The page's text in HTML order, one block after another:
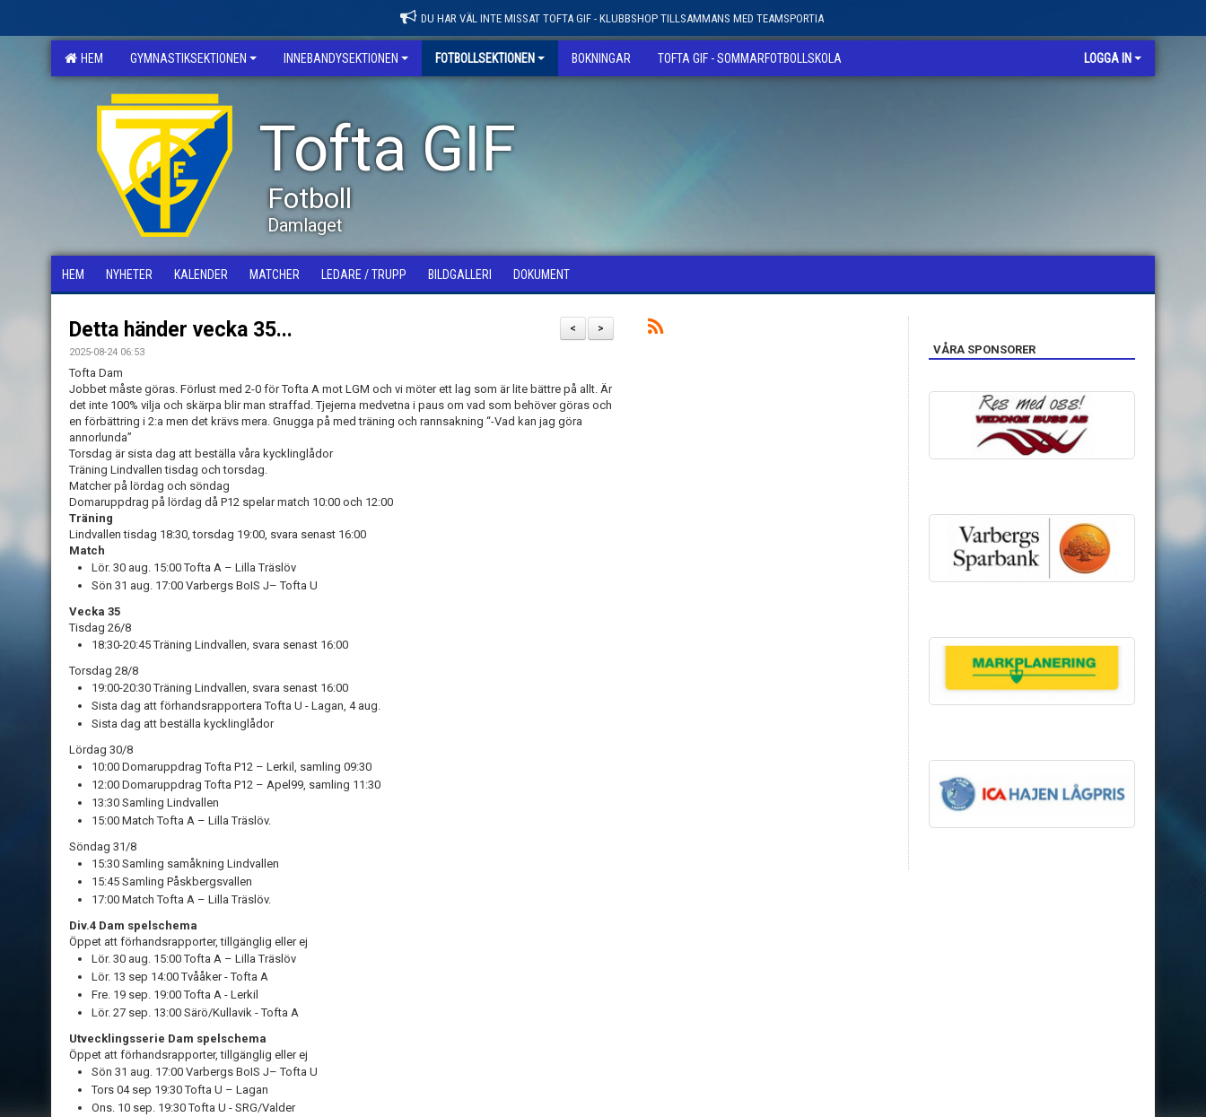
DU HAR VÄL INTE MISSAT TOFTA GIF - KLUBBSHOP TILLSAMMANS MED TEAMSPORTIA
HEM GYMNASTIKSEKTIONEN INNEBANDYSEKTIONEN FOTBOLLSEKTIONEN BOKNINGAR TOFTA GIF - SOMMARFOTBOLLSKOLA LOGGA IN
Tofta GIF
Fotboll
Damlaget
HEM NYHETER KALENDER MATCHER LEDARE / TRUPP BILDGALLERI DOKUMENT
>
<
Detta händer vecka 35...
2025-08-24 06:53
Tofta Dam
Jobbet måste göras. Förlust med 2-0 för Tofta A mot LGM och vi möter ett lag som är lite bättre på allt. Är
det inte 100% vilja och skärpa blir man straffad. Tjejerna medvetna i paus om vad som behöver göras och
en förbättring i 2:a men det krävs mera. Gnugga på med träning och rannsakning “-Vad kan jag göra
annorlunda”
Torsdag är sista dag att beställa våra kycklinglådor
Träning Lindvallen tisdag och torsdag.
Matcher på lördag och söndag
Domaruppdrag på lördag då P12 spelar match 10:00 och 12:00
Träning
Lindvallen tisdag 18:30, torsdag 19:00, svara senast 16:00
Match
Lör. 30 aug. 15:00 Tofta A – Lilla Träslöv
Sön 31 aug. 17:00 Varbergs BoIS J– Tofta U
Vecka 35
Tisdag 26/8
18:30-20:45 Träning Lindvallen, svara senast 16:00
Torsdag 28/8
19:00-20:30 Träning Lindvallen, svara senast 16:00
Sista dag att förhandsrapportera Tofta U - Lagan, 4 aug.
Sista dag att beställa kycklinglådor
Lördag 30/8
10:00 Domaruppdrag Tofta P12 – Lerkil, samling 09:30
12:00 Domaruppdrag Tofta P12 – Apel99, samling 11:30
13:30 Samling Lindvallen
15:00 Match Tofta A – Lilla Träslöv.
Söndag 31/8
15:30 Samling samåkning Lindvallen
15:45 Samling Påskbergsvallen
17:00 Match Tofta A – Lilla Träslöv.
Div.4 Dam spelschema
Öppet att förhandsrapporter, tillgänglig eller ej
Lör. 30 aug. 15:00 Tofta A – Lilla Träslöv
Lör. 13 sep 14:00 Tvååker - Tofta A
Fre. 19 sep. 19:00 Tofta A - Lerkil
Lör. 27 sep. 13:00 Särö/Kullavik - Tofta A
Utvecklingsserie Dam spelschema
Öppet att förhandsrapporter, tillgänglig eller ej
Sön 31 aug. 17:00 Varbergs BoIS J– Tofta U
Tors 04 sep 19:30 Tofta U – Lagan
Ons. 10 sep. 19:30 Tofta U - SRG/Valder
VÅRA SPONSORER